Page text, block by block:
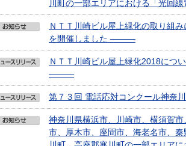
川町の一部エリアにおける「光回
ＮＴＴ川崎ビル屋上緑化の取り組
を開催しました ―――
ＮＴＴ川崎ビル屋上緑化2018に
―――
第７３回 電話応対コンクール神奈
神奈川県横浜市、川崎市、横須賀
市、厚木市、座間市、海老名市、